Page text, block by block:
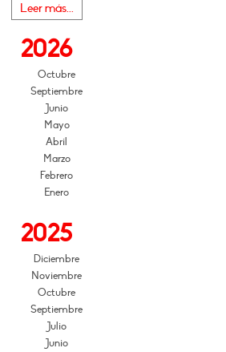
Leer más...
2026
Octubre
Septiembre
Junio
Mayo
Abril
Marzo
Febrero
Enero
2025
Diciembre
Noviembre
Octubre
Septiembre
Julio
Junio